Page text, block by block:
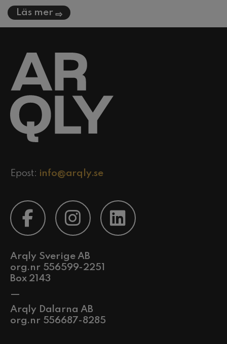
Läs mer
Epost: info@arqly.se
Arqly Sverige AB
org.nr 556599-2251
Box 2143
—
Arqly Dalarna AB
org.nr 556687-8285